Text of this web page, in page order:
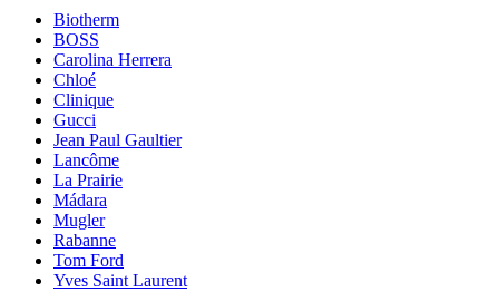
Biotherm
BOSS
Carolina Herrera
Chloé
Clinique
Gucci
Jean Paul Gaultier
Lancôme
La Prairie
Mádara
Mugler
Rabanne
Tom Ford
Yves Saint Laurent